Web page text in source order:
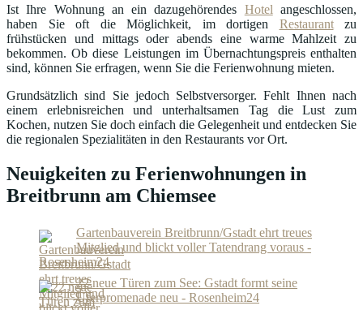
Ist Ihre Wohnung an ein dazugehörendes Hotel angeschlossen,
haben Sie oft die Möglichkeit, im dortigen Restaurantzu
frühstücken und mittags oder abends eine warme Mahlzeit zu
bekommen. Ob diese Leistungen im Übernachtungspreis enthalten
sind, können Sie erfragen, wenn Sie die Ferienwohnung mieten.
Grundsätzlich sind Sie jedoch Selbstversorger. Fehlt Ihnen nach
einem erlebnisreichen und unterhaltsamen Tag die Lust zum
Kochen, nutzen Sie doch einfach die Gelegenheit und entdecken Sie
die regionalen Spezialitäten in den Restaurants vor Ort.
Neuigkeiten zu Ferienwohnungen in
Breitbrunn am Chiemsee
Gartenbauverein Breitbrunn/Gstadt ehrt treues
Mitglied und blickt voller Tatendrang voraus -
Rosenheim24
22 neue Türen zum See: Gstadt formt seine
Uferpromenade neu - Rosenheim24